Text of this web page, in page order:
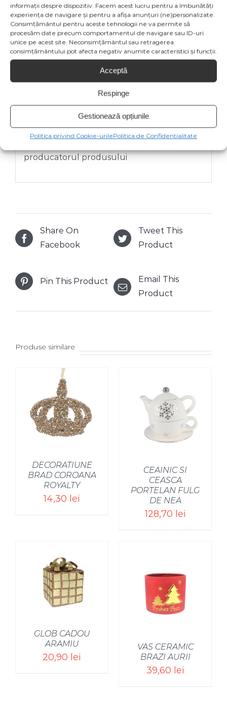
informații despre dispozitiv. Facem acest lucru pentru a îmbunătăți
experiența de navigare și pentru a afișa anunțuri (ne)personalizate.
Consimțământul pentru aceste tehnologii ne va permite să
procesăm date precum comportamentul de navigare sau ID-uri
unice pe acest site. Neconsimțământul sau retragerea
consimțământului pot afecta negativ anumite caracteristici și funcții.
Acceptă
Respinge
Gestionează opțiunile
Politica privind Cookie-urilePolitica de Confidentialitate
Pentru decorarea unui brad de 3 m, 4 m, 5
m cereti o oferta personalizata la
comenzi@kalli.ro
*Imaginile produsului sunt cu titlu de
neincluse in colet. Exista posibilitatea ca
specificatiile de culoare sa fie afisate eronat
in functie de dispozitivul vizual folosit de
producatorul produsului
Share On
Facebook
Tweet This
Product
Pin This Product
Email This
Product
Produse similare
DECORATIUNE
BRAD COROANA
ROYALTY
14,30 lei
CEAINIC SI
CEASCA
PORTELAN FULG
DE NEA
128,70 lei
GLOB CADOU
ARAMIU
20,90 lei
SELECT OPTIONS
/
VAS CERAMIC
BRAZI AURII
39,60 lei